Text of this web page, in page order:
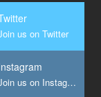
us on Twitter
Join us on Instagram